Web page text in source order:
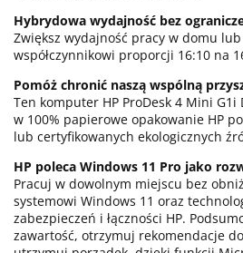
Hybrydowa wydajność bez
Zwiększ wydajność pracy w domu
współczynnikowi proporcji 16:10 na
Pomóż chronić naszą wspólną
Ten komputer HP ProDesk 4 Mini
w 100% papierowe opakowanie HP
lub certyfikowanych ekologicznych
HP poleca Windows 11 Pro jako
Pracuj w dowolnym miejscu bez
systemowi Windows 11 oraz
zabezpieczeń i łączności HP.
zawartość, otrzymuj rekomendacje